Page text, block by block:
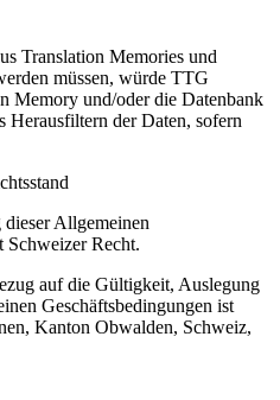
Translation Memories und
müssen, würde TTG
Memory und/oder die Datenbank
Herausfiltern der Daten, sofern
Allgemeinen
Schweizer Recht.
auf die Gültigkeit, Auslegung
Geschäftsbedingungen ist
Kanton Obwalden, Schweiz,